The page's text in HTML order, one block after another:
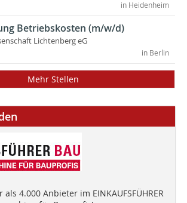
in Heidenheim
Betriebskosten (m/w/d)
Lichtenberg eG
in Berlin
Mehr Stellen
4.000 Anbieter im EINKAUFSFÜHRER